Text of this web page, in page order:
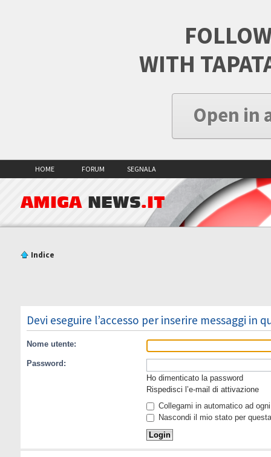
WITH
Open in
HOME FORUM SEGNALA
AMIGA NEWS.IT
Indice
Devi eseguire l’accesso per inserire messaggi in
Nome utente:
Password:
Ho dimenticato la password
Rispedisci l’e-mail di attivazione
Collegami in automatico ad
Nascondi il mio stato per